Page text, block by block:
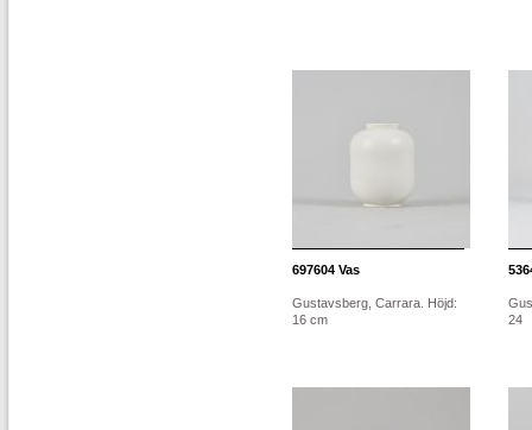
697604 Vas
Gustavsberg, Carrara. Höjd:
16 cm
24